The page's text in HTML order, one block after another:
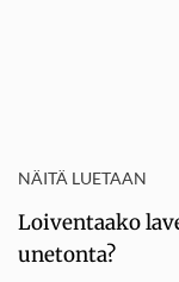
NÄITÄ LUETAAN
Loiventaako
unetonta?